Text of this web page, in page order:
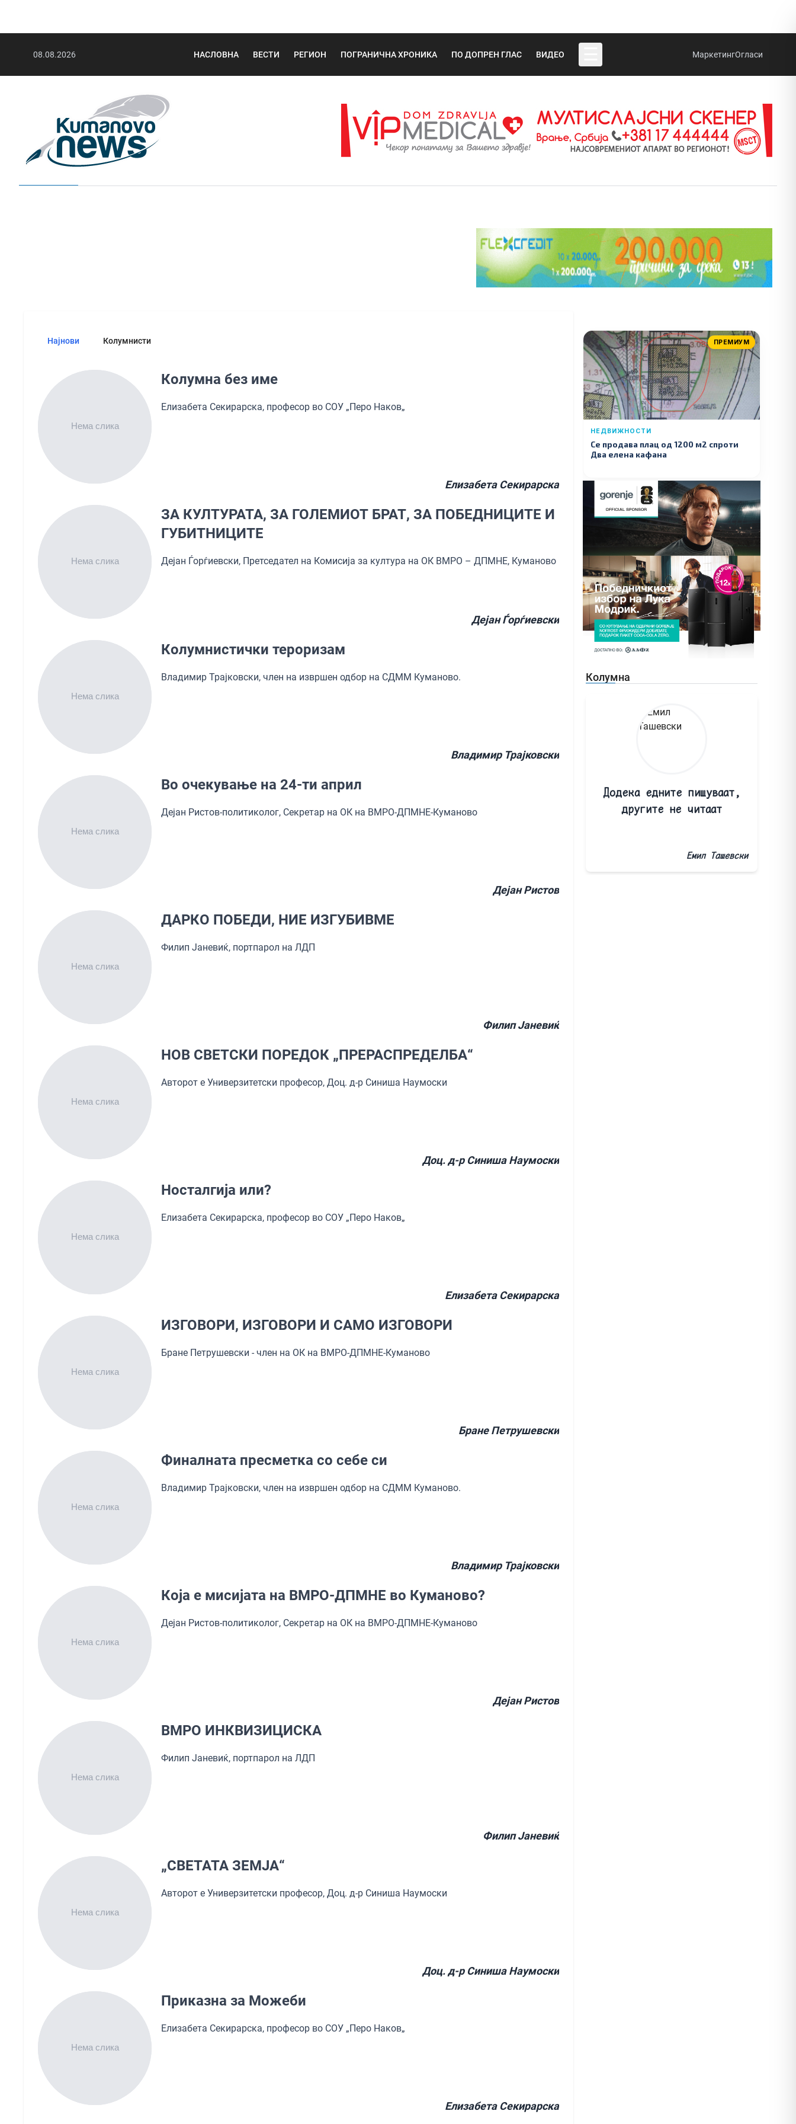
08.08.2026 НАСЛОВНА ВЕСТИ РЕГИОН ПОГРАНИЧНА ХРОНИКА ПО ДОПРЕН ГЛАС ВИДЕО МаркетингОгласи
Најнови Колумнисти
Колумна без име
Елизабета Секирарска, професор во СОУ „Перо Наков„
Елизабета Секирарска
ЗА КУЛТУРАТА, ЗА ГОЛЕМИОТ БРАТ, ЗА ПОБЕДНИЦИТЕ И
ГУБИТНИЦИТЕ
Дејан Ѓорѓиевски, Претседател на Комисија за култура на ОК ВМРО – ДПМНЕ, Куманово
Дејан Ѓорѓиевски
Колумнистички тероризам
Владимир Трајковски, член на извршен одбор на СДММ Куманово.
Владимир Трајковски
Во очекување на 24-ти април
Дејан Ристов-политиколог, Секретар на ОК на ВМРО-ДПМНЕ-Куманово
Дејан Ристов
ДАРКО ПОБЕДИ, НИЕ ИЗГУБИВМЕ
Филип Јаневиќ, портпарол на ЛДП
Филип Јаневиќ
НОВ СВЕТСКИ ПОРЕДОК „ПРЕРАСПРЕДЕЛБА“
Авторот е Универзитетски професор, Доц. д-р Синиша Наумоски
Доц. д-р Синиша Наумоски
Носталгија или?
Елизабета Секирарска, професор во СОУ „Перо Наков„
Елизабета Секирарска
ИЗГОВОРИ, ИЗГОВОРИ И САМО ИЗГОВОРИ
Бране Петрушевски - член на ОК на ВМРО-ДПМНЕ-Куманово
Бране Петрушевски
Финалната пресметка со себе си
Владимир Трајковски, член на извршен одбор на СДММ Куманово.
Владимир Трајковски
Која е мисијата на ВМРО-ДПМНЕ во Куманово?
Дејан Ристов-политиколог, Секретар на ОК на ВМРО-ДПМНЕ-Куманово
Дејан Ристов
ВМРО ИНКВИЗИЦИСКА
Филип Јаневиќ, портпарол на ЛДП
Филип Јаневиќ
„СВЕТАТА ЗЕМЈА“
Авторот е Универзитетски професор, Доц. д-р Синиша Наумоски
Доц. д-р Синиша Наумоски
Приказна за Можеби
Елизабета Секирарска, професор во СОУ „Перо Наков„
Елизабета Секирарска
ПРЕМИУМ
НЕДВИЖНОСТИ
Се продава плац од 1200 м2 спроти
Два елена кафана
Колумна
Додека едните пишуваат,
другите не читаат
Емил Ташевски